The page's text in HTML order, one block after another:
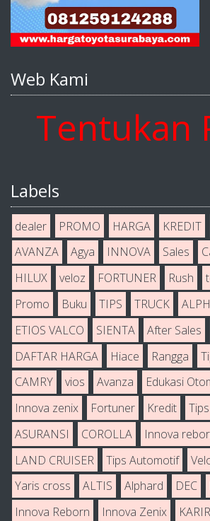
Web Kami
Labels
dealer PROMO HARGA KREDIT
AVANZA
Agya INNOVA Sales
HILUX
veloz FORTUNER Rush
Promo
Buku TIPS TRUCK
ETIOS VALCO
SIENTA After Sales
DAFTAR HARGA
Hiace Rangga
CAMRY
vios Avanza
Edukasi
Innova zenix
Fortuner Kredit Tips
ASURANSI
COROLLA
Innova
LAND CRUISER
Tips Automotif
Yaris cross
ALTIS Alphard DEC
Innova Reborn
Innova Zenix KARIR